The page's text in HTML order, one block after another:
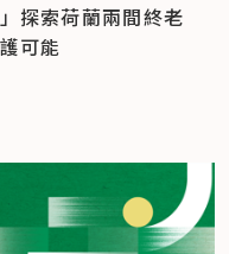
探索荷蘭兩間終老
可能